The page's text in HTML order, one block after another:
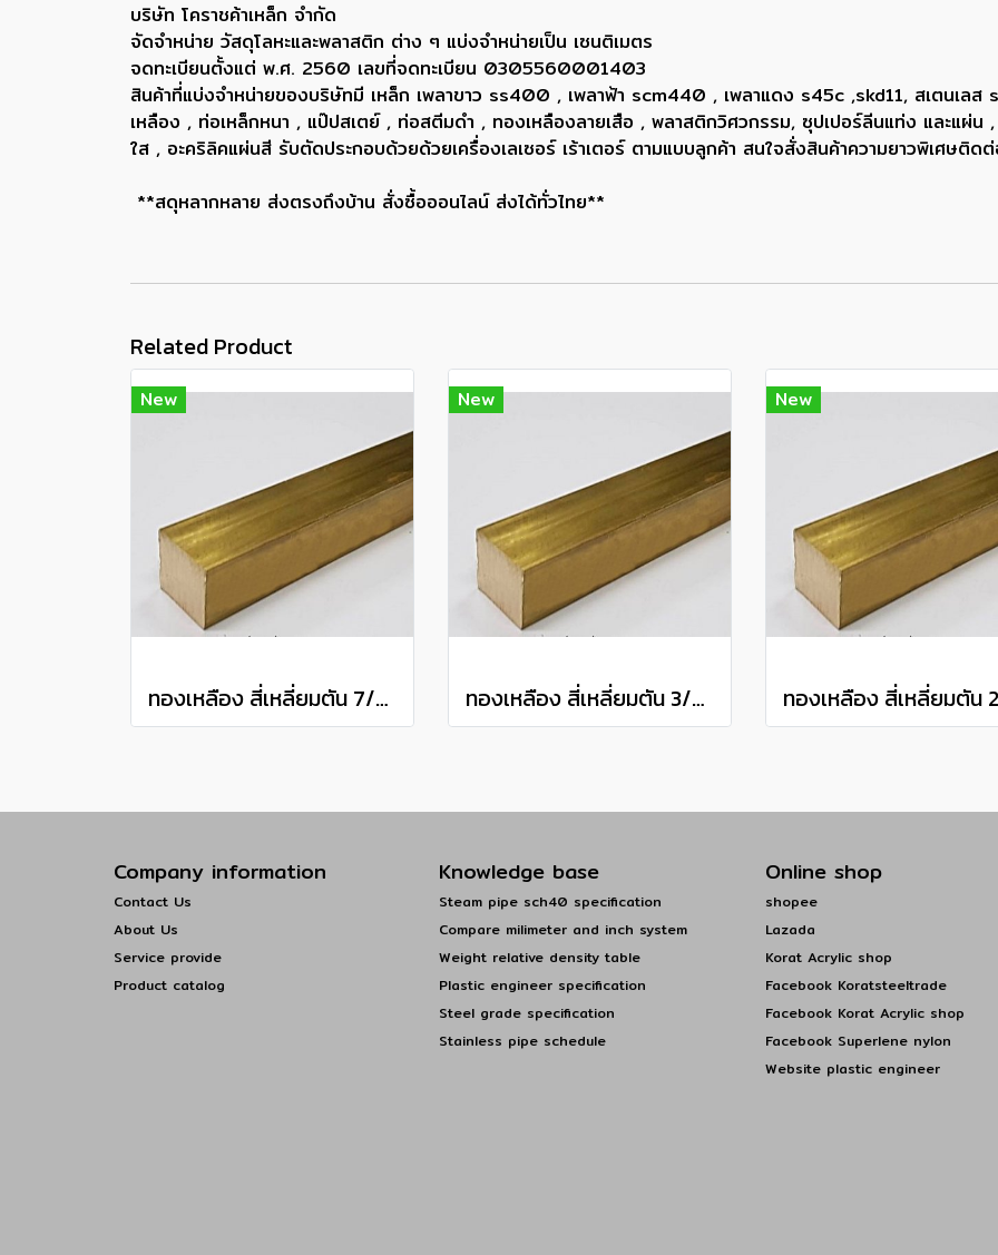
บริษัท โคราชค้าเหล็ก จำกัด
จัดจำหน่าย วัสดุโลหะและพลาสติก ต่าง ๆ แบ่งจำหน่ายเป็น เซนติเมตร
จดทะเบียนตั้งแต่ พ.ศ. 2560 เลขที่จดทะเบียน 0305560001403
สินค้าที่แบ่งจำหน่ายของบริษัทมี เหล็ก เพลาขาว ss400 , เพลาฟ้า scm440 , เพลาแดง s45c ,skd11, สเตนเ
เหลือง , ท่อเหล็กหนา , แป๊ปสเตย์ , ท่อสตีมดำ , ทองเหลืองลายเสือ , พลาสติกวิศวกรรม, ซุปเปอร์ลีนแท่ง และแผ่น
ใส , อะคริลิคแผ่นสี รับตัดประกอบด้วยด้วยเครื่องเลเซอร์ เร้าเตอร์ ตามแบบลูกค้า สนใจสั่งสินค้าความยาวพิเศ
**สดุหลากหลาย ส่งตรงถึงบ้าน สั่งซื้อออนไลน์ ส่งได้ทั่วไทย**
Related Product
New
ทองเหลือง สี่เหลี่ยมตัน 7/8" Brass Square Bar แบ่งขายความยาว 10 เซนติเมตร
New
ทองเหลือง สี่เหลี่ยมตัน 3/8" Brass Square Bar แบ่งขายความยาว 10 เซนติเมตร
New
Company information
Contact Us
About Us
Service provide
Product catalog
Knowledge base
Steam pipe sch40 specification
Compare milimeter and inch system
Weight relative density table
Plastic engineer specification
Steel grade specification
Stainless pipe schedule
Online shop
shopee
Lazada
Korat Acrylic shop
Facebook Koratsteeltrade
Facebook Korat Acrylic shop
Facebook Superlene nylon
Website plastic engineer